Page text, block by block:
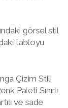
görsel stil
tabloyu
Çizim Stili
Paleti Sınırlı
ve sade